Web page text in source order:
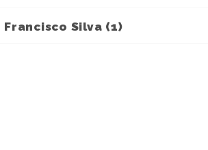
Francisco Silva (1)